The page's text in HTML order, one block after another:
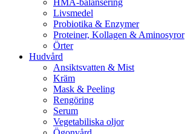
HMA-balansering
Livsmedel
Probiotika & Enzymer
Proteiner, Kollagen & Aminosyror
Örter
Hudvård
Ansiktsvatten & Mist
Kräm
Mask & Peeling
Rengöring
Serum
Vegetabiliska oljor